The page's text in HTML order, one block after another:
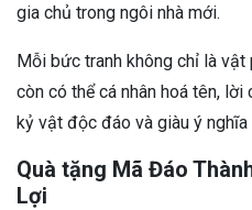
gia chủ trong ngôi nhà mới.
Mỗi bức tranh không chỉ là
còn có thể cá nhân hoá tên, lời
kỷ vật độc đáo và giàu ý nghĩa
Quà tặng Mã Đáo
Lợi